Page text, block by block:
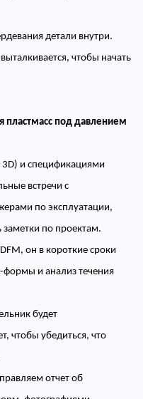
детали внутри.
чтобы начать
пластмасс под давлением
3D) и спецификациями
встречи с
по эксплуатации,
заметки по проектам.
он в короткие сроки
формы и анализ течения
будет
чтобы убедиться, что
отчет об